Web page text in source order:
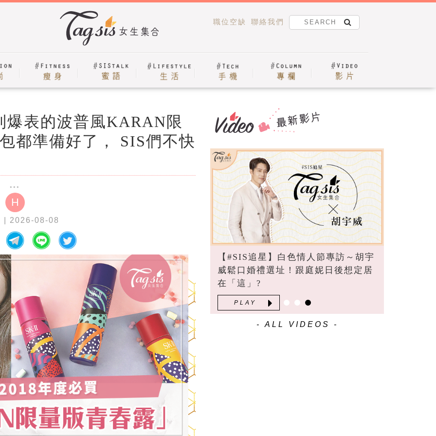
職位空缺 聯絡我們
表的波普風KARAN限
都準備好了， SIS們不快
H
| 2026-08-08
【#SIS追星】白色情人節專訪～胡宇
威鬆口婚禮選址！跟庭妮日後想定居
在「這」?
PLAY
- ALL VIDEOS -